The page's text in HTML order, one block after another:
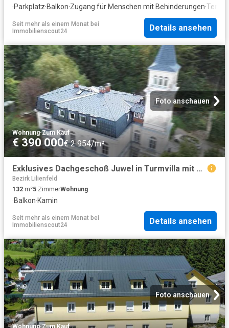
·Parkplatz·Balkon·Zugang für Menschen mit Behinderungen·
Seit mehr als einem Monat bei
Immobilienscout24
Details ansehen
Foto anschauen
Wohnung·Zum Kauf
€ 390 000€ 2 954/m²
Exklusives Dachgeschoß Juwel in Turmvilla mit großem Gartenanteil
Bezirk Lilienfeld
132 m²5 ZimmerWohnung
·Balkon·Kamin
Seit mehr als einem Monat bei
Immobilienscout24
Details ansehen
Foto anschauen
Wohnung·Zum Kauf